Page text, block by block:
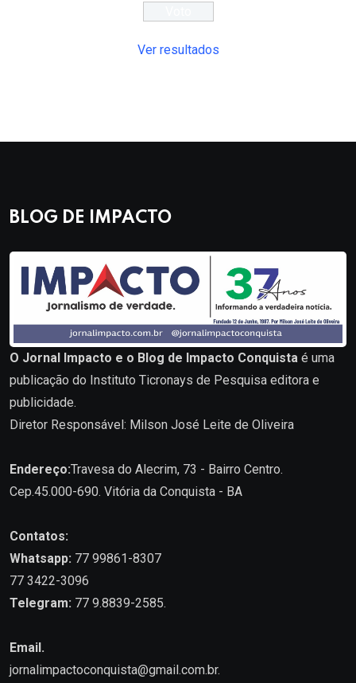
Ver resultados
BLOG DE IMPACTO
O Jornal Impacto e o Blog de Impacto Conquista é uma
publicação do Instituto Ticronays de Pesquisa editora e
publicidade.
Diretor Responsável: Milson José Leite de Oliveira
Endereço:Travesa do Alecrim, 73 - Bairro Centro.
Cep.45.000-690. Vitória da Conquista - BA
Contatos:
Whatsapp: 77 99861-8307
77 3422-3096
Telegram: 77 9.8839-2585.
Email.
jornalimpactoconquista@gmail.com.br.